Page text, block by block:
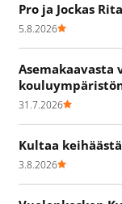
Pro ja Jockas
5.8.2026
31.7.2026
Kultaa
3.8.2026